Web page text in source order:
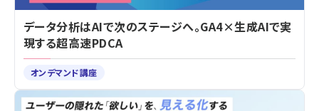
データ分析はAIで次のステージへ。GA4×生成AIで実
現する超高速PDCA
オンデマンド講座